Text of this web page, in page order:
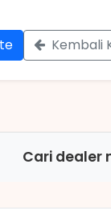
Kembali
Cari dealer